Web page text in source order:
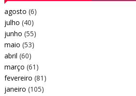
agosto (6)
julho (40)
junho (55)
maio (53)
abril (60)
março (61)
fevereiro (81)
janeiro (105)